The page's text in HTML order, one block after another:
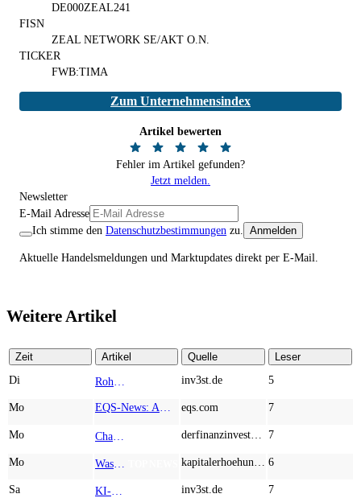
DE000ZEAL241
FISN
ZEAL NETWORK SE/AKT O.N.
TICKER
FWB:TIMA
Zum Unternehmensindex
Artikel bewerten
Fehler im Artikel gefunden?
Jetzt melden.
Newsletter
E-Mail Adresse
Ich stimme den Datenschutzbestimmungen zu. Anmelden
Aktuelle Handelsmeldungen und Marktupdates direkt per E-Mail.
Weitere Artikel
Zeit Artikel Quelle
Leser
Di
inv3st.de 5
Mo eqs.com 7
Mo 7
Mo 6
Sa inv3st.de 7